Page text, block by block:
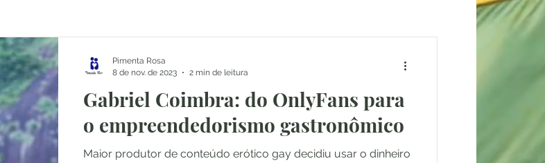
Gabriel Coimbra: do OnlyFans para
o empreendedorismo gastronômico
Maior produtor de conteúdo erótico gay decidiu usar o dinheiro
Pimenta Rosa
8 de nov. de 2023
2 min de leitura